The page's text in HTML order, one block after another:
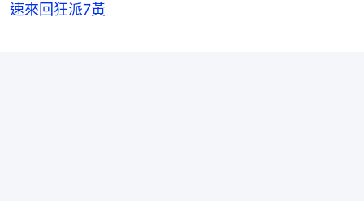
速來回狂派7黃